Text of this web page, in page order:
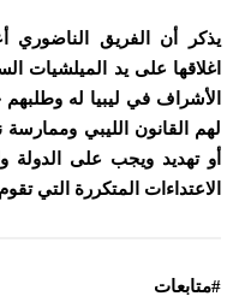
يذكر أن الفريق الناضوري
اغلاقها على يد الميلشيات
الأشراف في ليبيا له وطلبهم
لهم القانون الليبي
أو تهديد ويجب على الدولة
الاعتداءات المتكررة التي
#متابعات